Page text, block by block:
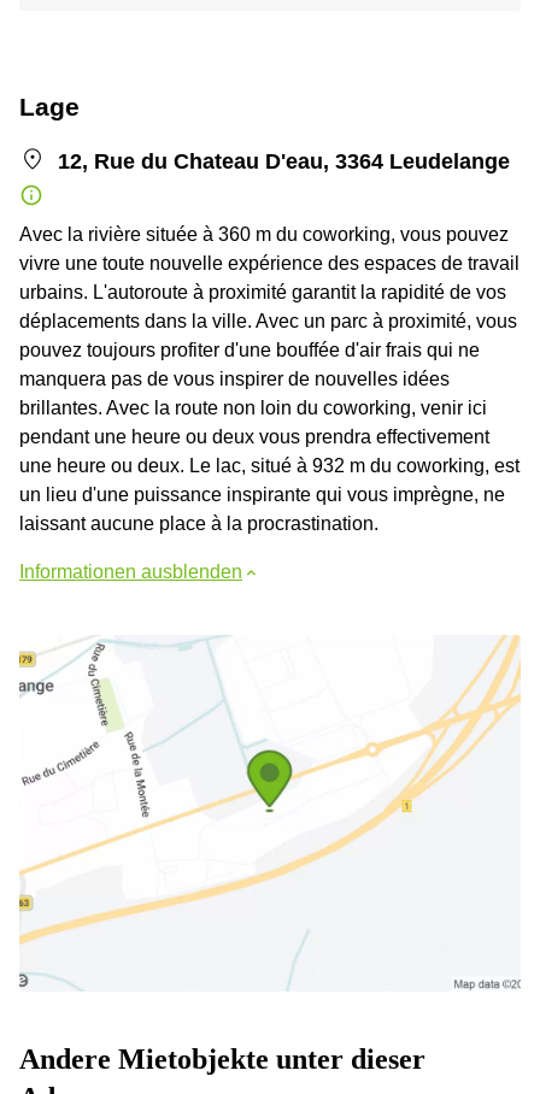
Lage
12, Rue du Chateau D'eau, 3364 Leudelange
Avec la rivière située à 360 m du coworking, vous pouvez
vivre une toute nouvelle expérience des espaces de travail
urbains. L'autoroute à proximité garantit la rapidité de vos
déplacements dans la ville. Avec un parc à proximité, vous
pouvez toujours profiter d'une bouffée d'air frais qui ne
manquera pas de vous inspirer de nouvelles idées
brillantes. Avec la route non loin du coworking, venir ici
pendant une heure ou deux vous prendra effectivement
une heure ou deux. Le lac, situé à 932 m du coworking, est
un lieu d'une puissance inspirante qui vous imprègne, ne
laissant aucune place à la procrastination.
Informationen ausblenden
Andere Mietobjekte unter dieser